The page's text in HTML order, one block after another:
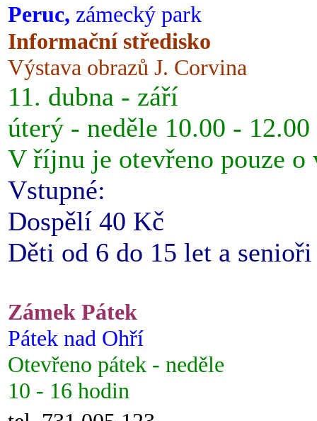
Peruc, zámecký park
Informační středisko
Výstava obrazů J. Corvina
11. dubna - září
úterý - neděle 10.00 -
V říjnu je otevřeno pouze o
Vstupné:
Dospělí 40 Kč
Děti od 6 do 15 let a
Zámek Pátek
Pátek nad Ohří
Otevřeno pátek - neděle
10 - 16 hodin